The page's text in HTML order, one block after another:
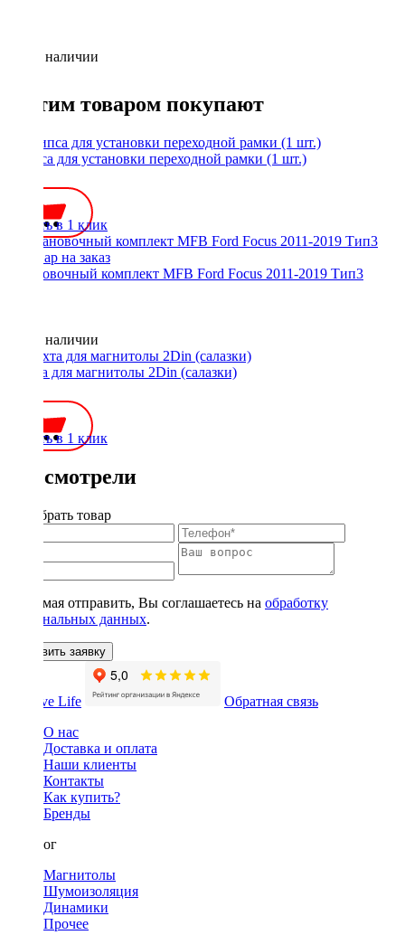
Нет в наличии
С этим товаром покупают
Клипса для установки переходной рамки (1 шт.)
Купить в 1 клик
Установочный комплект MFB Ford Focus 2011-2019 Тип3
Нет в наличии
Шахта для магнитолы 2Din (салазки)
Купить в 1 клик
Вы смотрели
Подобрать товар
Нажимая отправить, Вы соглашаетесь на обработку
персональных данных.
Оставить заявку
Обратная связь
О нас
Доставка и оплата
Наши клиенты
Контакты
Как купить?
Бренды
Каталог
Магнитолы
Шумоизоляция
Динамики
Прочее